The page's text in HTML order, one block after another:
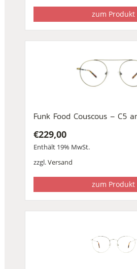
zum Produkt
Funk Food Couscous – C5
€229,00
Enthält 19% MwSt.
zzgl.Versand
zum Produkt